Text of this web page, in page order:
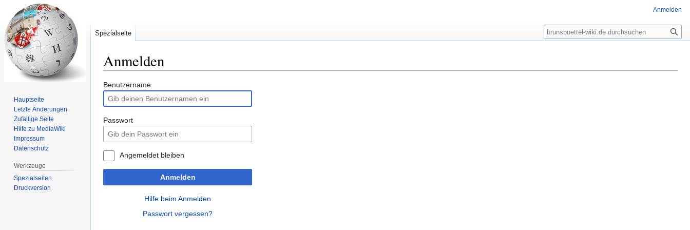
Anmelden
Zur
Navigation
springen
Zur
Suche
springen
Benutzername
Passwort
Angemeldet bleiben
Anmelden
Hilfe beim Anmelden
Passwort vergessen?
Anmelden
Spezialseite
Suche
Hauptseite
Letzte Änderungen
Zufällige Seite
Hilfe zu MediaWiki
Impressum
Datenschutz
Werkzeuge
Spezialseiten
Druckversion